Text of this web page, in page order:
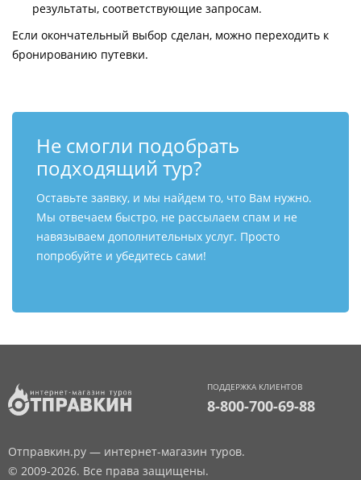
результаты, соответствующие запросам.
Если окончательный выбор сделан, можно переходить к
бронированию путевки.
Не смогли подобрать
подходящий тур?
Оставьте заявку, и мы найдем то, что Вам нужно.
Мы отвечаем быстро, не рассылаем спам и не
навязываем дополнительных услуг. Просто
попробуйте и убедитесь сами!
ПОДДЕРЖКА КЛИЕНТОВ
8-800-700-69-88
Отправкин.ру — интернет-магазин туров.
© 2009-2026. Все права защищены.